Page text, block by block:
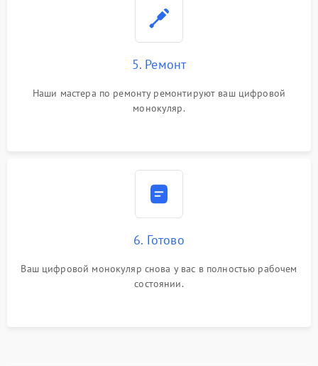
5. Ремонт
Наши мастера по ремонту ремонтируют ваш цифровой
монокуляр.
6. Готово
Ваш цифровой монокуляр снова у вас в полностью рабочем
состоянии.